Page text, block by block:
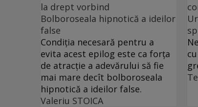
la drept vorbind
Bolboroseala hipnotică a ideilor
false
Condiția necesară pentru a
evita acest epilog este ca forța
de atracție a adevărului să fie
mai mare decît bolboroseala
hipnotică a ideilor false.
Valeriu STOICA